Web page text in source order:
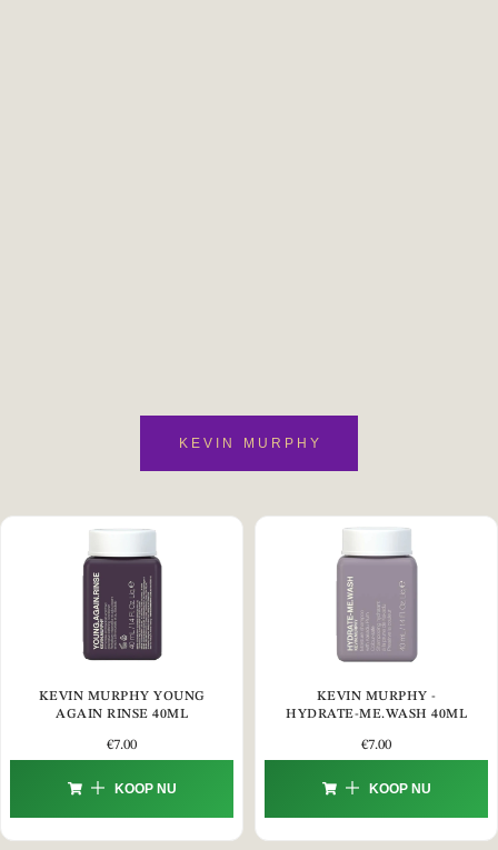
KEVIN MURPHY
KEVIN MURPHY YOUNG
AGAIN RINSE 40ML
€7.00
KOOP NU
KEVIN MURPHY -
HYDRATE-ME.WASH 40ML
€7.00
KOOP NU